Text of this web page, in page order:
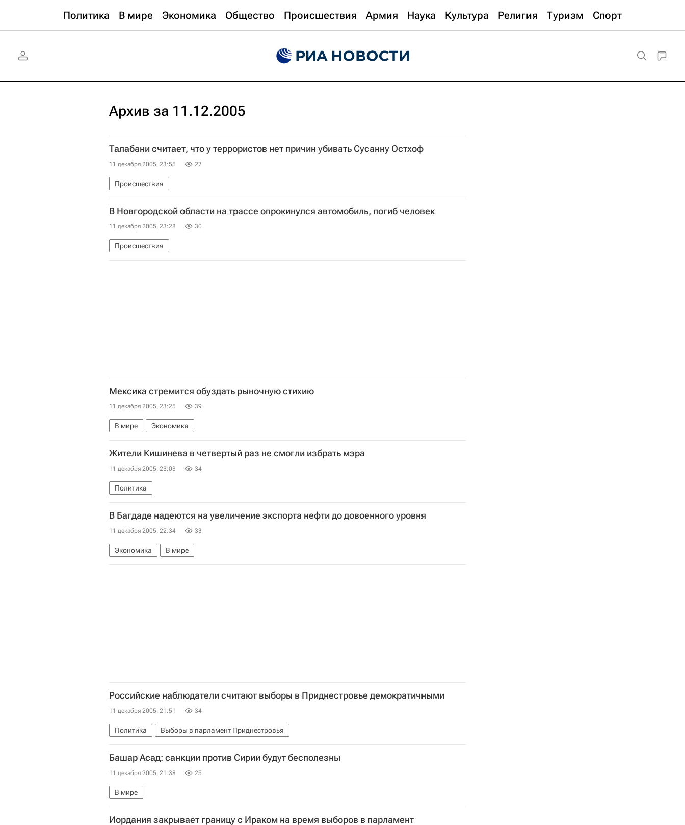
Политика В мире Экономика Общество Происшествия Армия Наука Культура Религия Туризм Спорт
Архив за 11.12.2005
Талабани считает, что у террористов нет причин убивать Сусанну Остхоф
11 декабря 2005, 23:55 27
Происшествия
В Новгородской области на трассе опрокинулся автомобиль, погиб человек
11 декабря 2005, 23:28 30
Происшествия
Мексика стремится обуздать рыночную стихию
11 декабря 2005, 23:25 39
В мире Экономика
Жители Кишинева в четвертый раз не смогли избрать мэра
11 декабря 2005, 23:03 34
Политика
В Багдаде надеются на увеличение экспорта нефти до довоенного уровня
11 декабря 2005, 22:34 33
Экономика В мире
Российские наблюдатели считают выборы в Приднестровье демократичными
11 декабря 2005, 21:51 34
Политика Выборы в парламент Приднестровья
Башар Асад: санкции против Сирии будут бесполезны
11 декабря 2005, 21:38 25
В мире
Иордания закрывает границу с Ираком на время выборов в парламент